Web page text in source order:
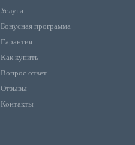
Услуги
Бонусная программа
Гарантия
Как купить
Вопрос ответ
Отзывы
Контакты